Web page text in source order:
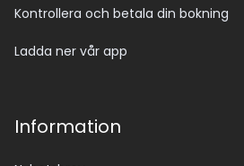
Kontrollera och betala din bokning
Ladda ner vår app
Information